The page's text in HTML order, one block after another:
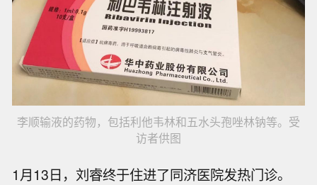
李顺输液的药物，包括利他韦林和五水头孢唑林钠等。受
访者供图
1月13日，刘睿终于住进了同济医院发热门诊。